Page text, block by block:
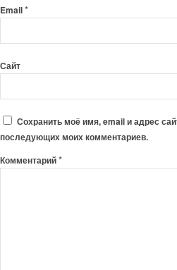
Email*
Сайт
Сохранить моё имя, email и адрес
последующих моих комментариев.
Комментарий*